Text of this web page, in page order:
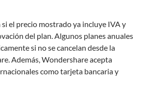
si el precio mostrado ya incluye IVA y
del plan. Algunos planes anuales
si no se cancelan desde la
Además, Wondershare acepta
como tarjeta bancaria y